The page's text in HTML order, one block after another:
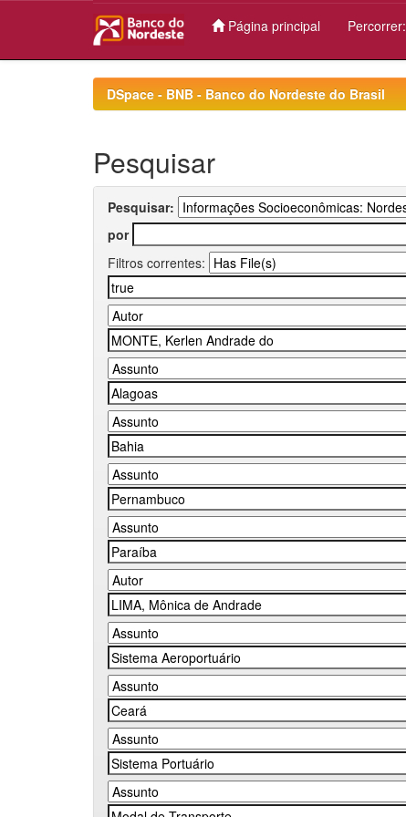
Página principal Percorrer:
DSpace - BNB - Banco do Nordeste do Brasil
Pesquisar
Pesquisar:
por
Filtros correntes: